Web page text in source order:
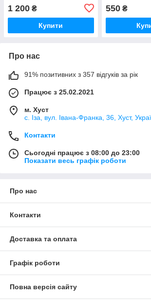
1 200 ₴
Купити
550₴
Про нас
91% позитивних з 357 відгуків за рік
Працює з 25.02.2021
м. Хуст
с. Іза, вул. Івана-Франка, 36, Хуст,
Контакти
Сьогодні працює з 08:00 до 23:00
Показати весь графік роботи
Про нас
Контакти
Доставка та оплата
Графік роботи
Повна версія сайту